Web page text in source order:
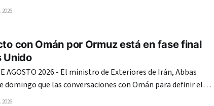
claro que mantiene su ofensiva migratoria pese al
2026
con Omán por Ormuz está en fase final
Unido
AGOSTO 2026.- El ministro de Exteriores de Irán, Abbas
domingo que las conversaciones con Omán para definir el
Ormuz entraron en su «fase final» y reiteró que Estados
2026